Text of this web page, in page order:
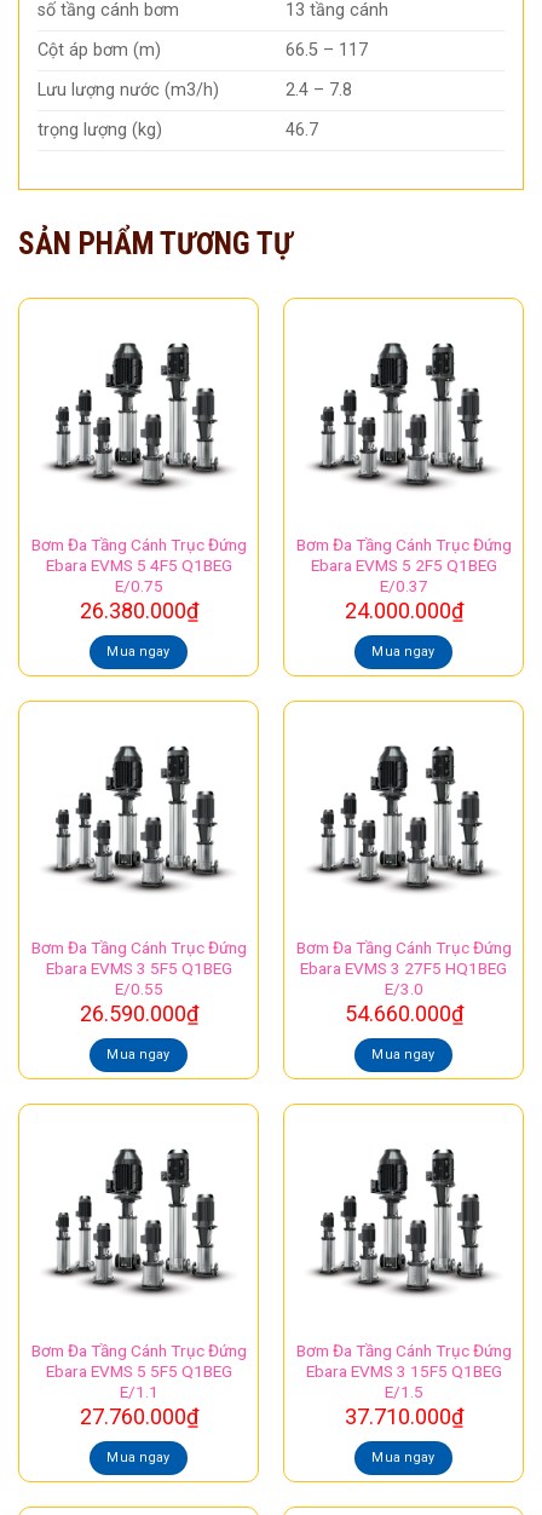
số tầng cánh bơm
13 tầng cánh
Cột áp bơm (m)
66.5 – 117
Lưu lượng nước (m3/h)
2.4 – 7.8
trọng lượng (kg)
46.7
SẢN PHẨM TƯƠNG TỰ
Bơm Đa Tầng Cánh Trục Đứng
Ebara EVMS 5 4F5 Q1BEG
E/0.75
26.380.000₫
Mua ngay
Bơm Đa Tầng Cánh Trục Đứng
Ebara EVMS 5 2F5 Q1BEG
E/0.37
24.000.000₫
Mua ngay
Bơm Đa Tầng Cánh Trục Đứng
Ebara EVMS 3 5F5 Q1BEG
E/0.55
26.590.000₫
Mua ngay
Bơm Đa Tầng Cánh Trục Đứng
Ebara EVMS 3 27F5 HQ1BEG
E/3.0
54.660.000₫
Mua ngay
Bơm Đa Tầng Cánh Trục Đứng
Ebara EVMS 5 5F5 Q1BEG
E/1.1
27.760.000₫
Mua ngay
Bơm Đa Tầng Cánh Trục Đứng
Ebara EVMS 3 15F5 Q1BEG
E/1.5
37.710.000₫
Mua ngay